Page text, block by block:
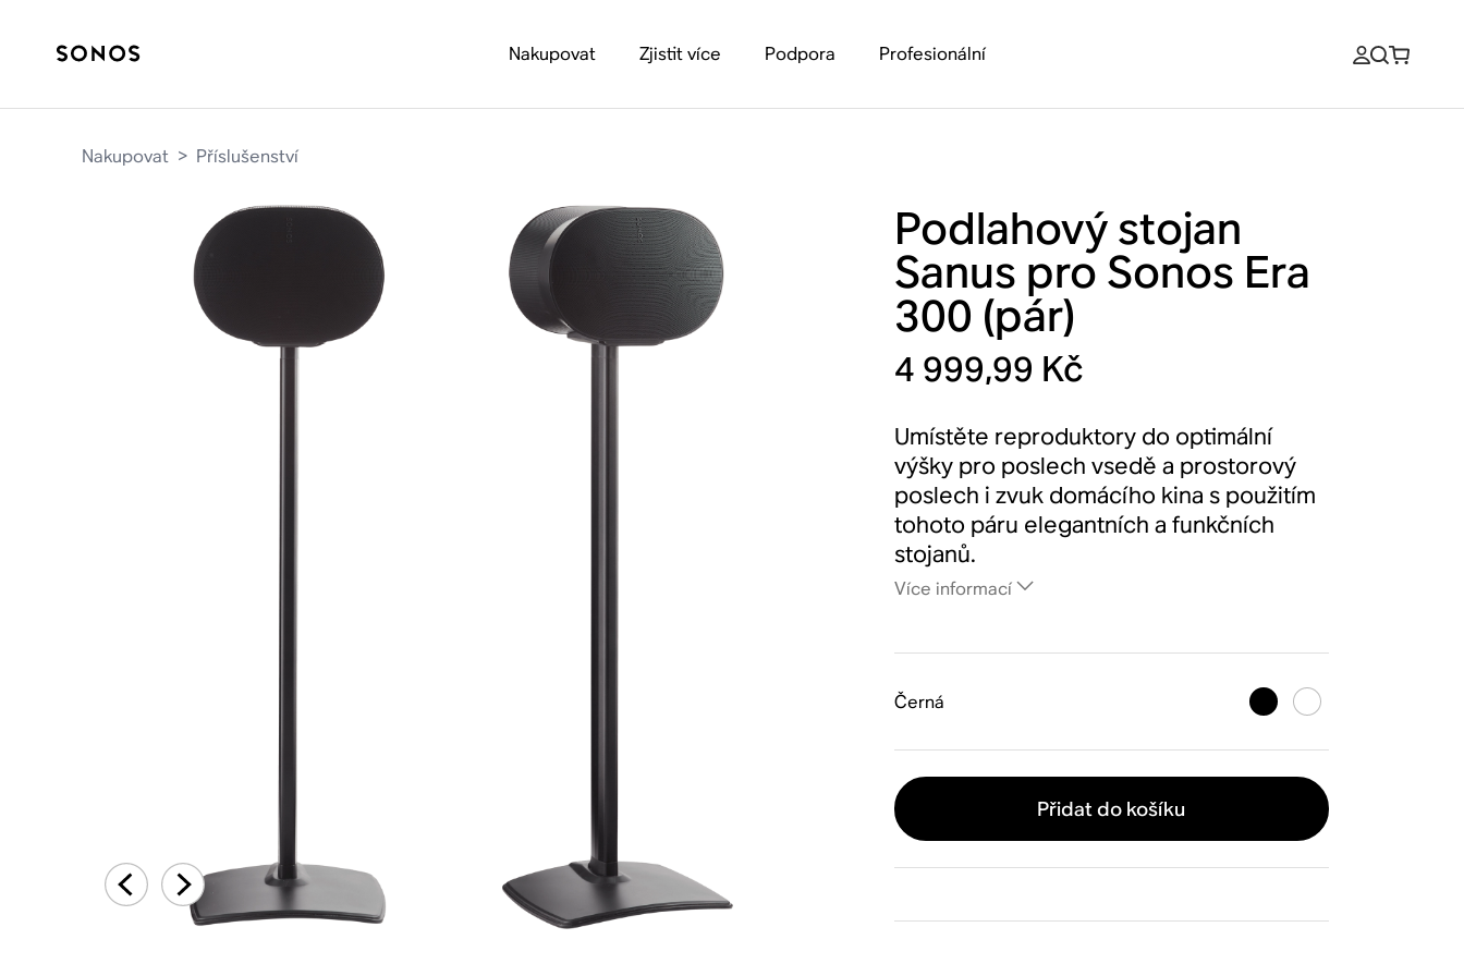
Nakupovat Zjistit více Podpora Profesionální
Nakupovat > Příslušenství
Podlahový stojan
Sanus pro Sonos Era
300 (pár)
4 999,99 Kč
Umístěte reproduktory do optimální
výšky pro poslech vsedě a prostorový
poslech i zvuk domácího kina s použitím
tohoto páru elegantních a funkčních
stojanů.
Více informací
Černá
Přidat do košíku